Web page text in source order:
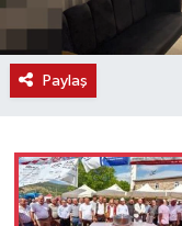
Paylaş